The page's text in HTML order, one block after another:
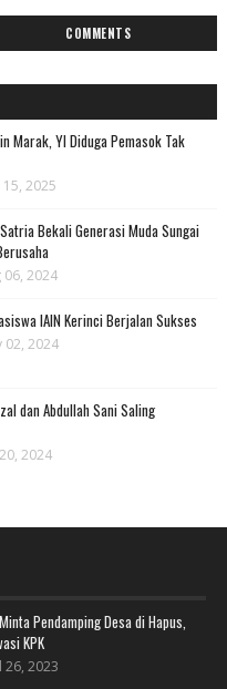
COMMENTS
Marak, YI Diduga Pemasok Tak
2025
Bekali Generasi Muda Sungai
06, 2024
IAIN Kerinci Berjalan Sukses
02, 2024
dan Abdullah Sani Saling
2024
Pendamping Desa di Hapus,
KPK
26, 2023